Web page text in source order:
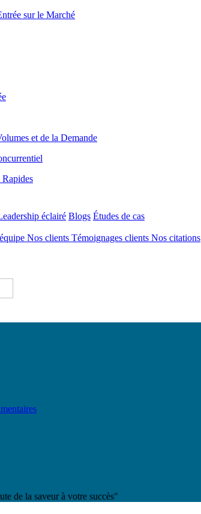
sur le Marché
et de la Demande
Rapides
éclairé Blogs Études de cas
Nos clients Témoignages clients Nos citations
de la saveur à votre succès"